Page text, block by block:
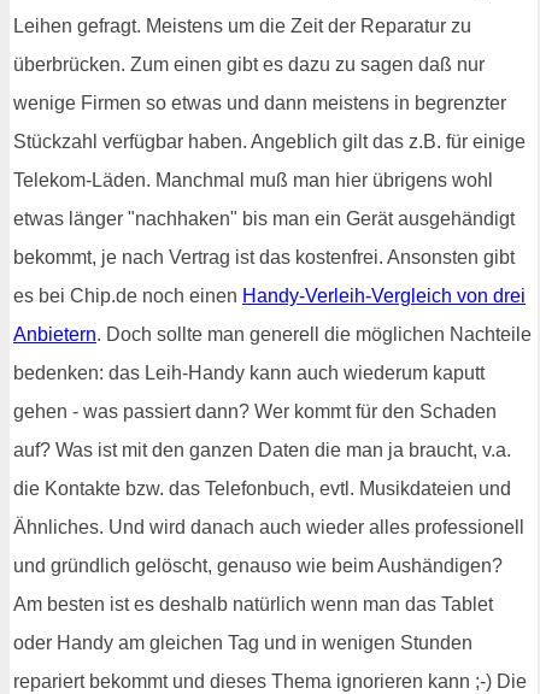
Leihen gefragt. Meistens um die Zeit der Reparatur zu
überbrücken. Zum einen gibt es dazu zu sagen daß nur
wenige Firmen so etwas und dann meistens in begrenzter
Stückzahl verfügbar haben. Angeblich gilt das z.B. für einige
Telekom-Läden. Manchmal muß man hier übrigens wohl
etwas länger "nachhaken" bis man ein Gerät ausgehändigt
bekommt, je nach Vertrag ist das kostenfrei. Ansonsten gibt
es bei Chip.de noch einen Handy-Verleih-Vergleich von drei
Anbietern. Doch sollte man generell die möglichen Nachteile
bedenken: das Leih-Handy kann auch wiederum kaputt
gehen - was passiert dann? Wer kommt für den Schaden
auf? Was ist mit den ganzen Daten die man ja braucht, v.a.
die Kontakte bzw. das Telefonbuch, evtl. Musikdateien und
Ähnliches. Und wird danach auch wieder alles professionell
und gründlich gelöscht, genauso wie beim Aushändigen?
Am besten ist es deshalb natürlich wenn man das Tablet
oder Handy am gleichen Tag und in wenigen Stunden
repariert bekommt und dieses Thema ignorieren kann ;-) Die